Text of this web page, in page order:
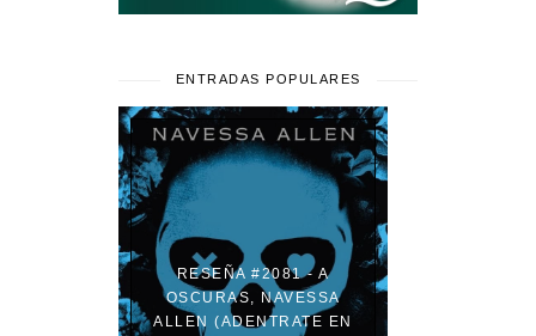
ENTRADAS POPULARES
RESEÑA #2081 - A
OSCURAS, NAVESSA
ALLEN (ADENTRATE EN